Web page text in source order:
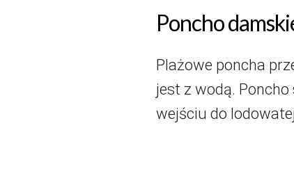
Poncho
Plażowe poncha
jest z wodą.
wejściu do